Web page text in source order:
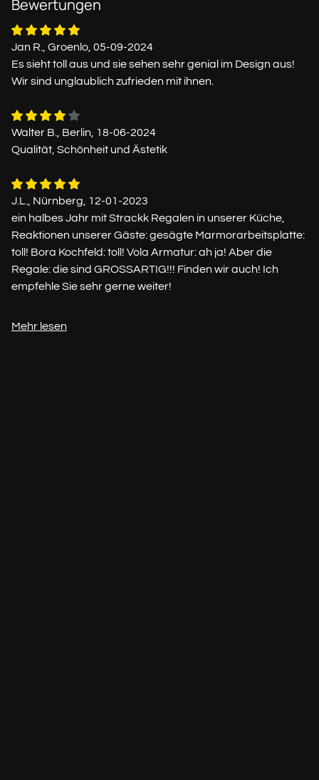
Bewertungen
Jan R., Groenlo, 05-09-2024
Es sieht toll aus und sie sehen sehr genial im Design aus!
Wir sind unglaublich zufrieden mit ihnen.
Walter B., Berlin, 18-06-2024
Qualität, Schönheit und Ästetik
J.L., Nürnberg, 12-01-2023
ein halbes Jahr mit Strackk Regalen in unserer Küche,
Reaktionen unserer Gäste: gesägte Marmorarbeitsplatte:
toll! Bora Kochfeld: toll! Vola Armatur: ah ja! Aber die
Regale: die sind GROSSARTIG!!! Finden wir auch! Ich
empfehle Sie sehr gerne weiter!
Mehr lesen